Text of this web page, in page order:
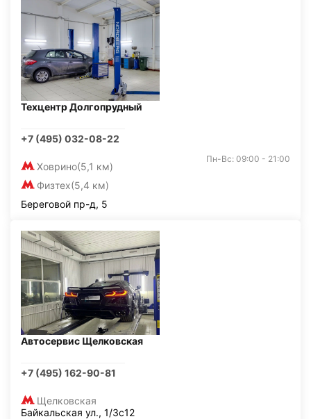
Техцентр Долгопрудный
+7 (495) 032-08-22
Ховрино(5,1 км)
Физтех(5,4 км)
Пн-Вс: 09:00 - 21:00
Береговой пр-д, 5
Автосервис Щелковская
+7 (495) 162-90-81
Щелковская
Байкальская ул., 1/3с12